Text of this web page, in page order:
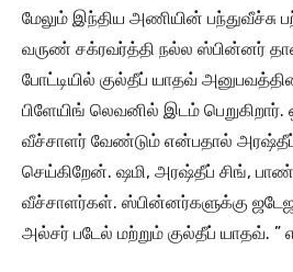
மேலும் இந்திய அணியின் பந்துவீச்சு
வருண் சக்ரவர்த்தி நல்ல ஸ்பின்னர்
போட்டியில் குல்தீப் யாதவ்
பிளேயிங் லெவனில் இடம்
வீச்சாளர் வேண்டும் என்பதால் அரஷ்தீப்
செய்கிறேன். ஷமி, அரஷ்தீப் சிங்,
வீச்சாளர்கள். ஸ்பின்னர்களுக்கு
அல்சர் படேல் மற்றும் குல்தீப் யாதவ். ”